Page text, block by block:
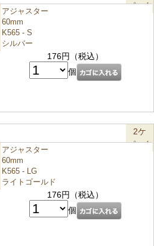
パック
アジャスター
60mm
K565 - S
シルバー
176円（税込）
個
2ケ
パック
アジャスター
60mm
K565 - LG
ライトゴールド
176円（税込）
個